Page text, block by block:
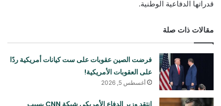
قدراتها الدفاعية الوطنية.
مقالات ذات صلة
فرضت الصين عقوبات على ست كيانات أمريكية ردًا
على العقوبات الأمريكية!
أغسطس 5, 2026
انتقد وزير الدفاع الأمريكي شبكة CNN بسبب